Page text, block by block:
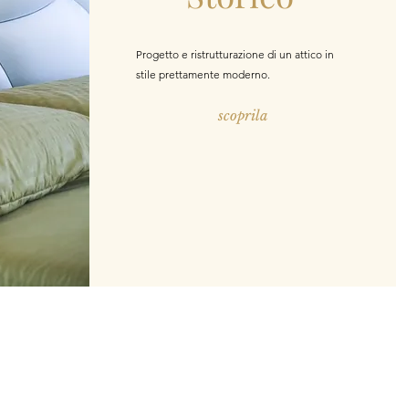
Progetto e ristrutturazione di un attico in
stile prettamente moderno.
scoprila